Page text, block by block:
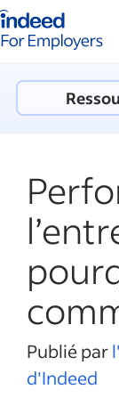
Indeed -
Publié par
d'Indeed